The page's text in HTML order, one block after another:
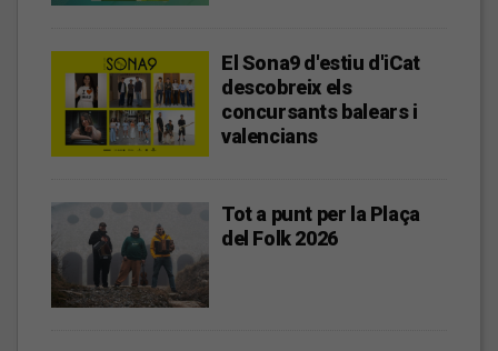
El Sona9 d'estiu d'iCat
descobreix els
concursants balears i
valencians
Tot a punt per la Plaça
del Folk 2026